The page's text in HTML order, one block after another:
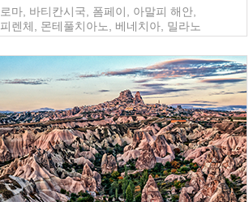
로마, 바티칸시국, 폼페이, 아말피 해안,
피렌체, 몬테풀치아노, 베네치아, 밀라노